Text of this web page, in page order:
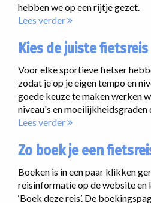
hebben we op een rijtje gezet.
Lees verder
Kies de juiste fietsreis
Voor elke sportieve fietser
zodat je op je eigen tempo en
goede keuze te maken werken
niveau's en moeilijkheidsgraden
Lees verder
Zo boek je een
Boeken is in een paar klikken
reisinformatie op de website en
‘Boek deze reis’. De